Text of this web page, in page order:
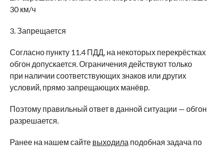
30 км/ч
3. Запрещается
Согласно пункту 11.4 ПДД, на некоторых перекрёстках
обгон допускается. Ограничения действуют только
при наличии соответствующих знаков или других
условий, прямо запрещающих манёвр.
Поэтому правильный ответ в данной ситуации — обгон
разрешается.
Ранее на нашем сайте выходила подобная задача по